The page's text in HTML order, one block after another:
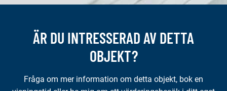
ÄR DU INTRESSERAD AV DETTA
OBJEKT?
Fråga om mer information om detta objekt, bok en